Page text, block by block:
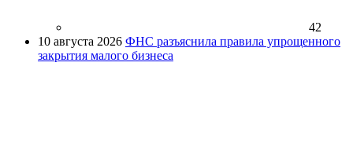
42
10 августа 2026 ФНС разъяснила правила упрощенного
закрытия малого бизнеса